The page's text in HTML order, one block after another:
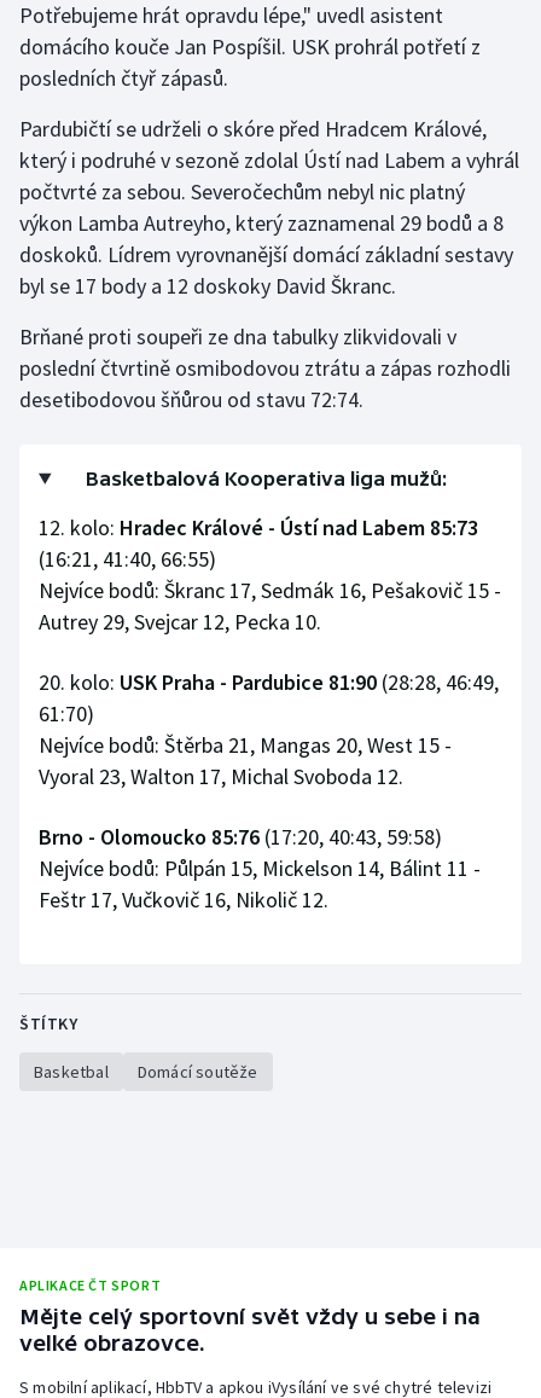
Plavání
Plážový volejbal
Ragby
Rychlobruslení
Rychlostní kanoistika
Short track
Sportovní střelba
Veslování
Vodní slalom
Volejbal
Ostatní
Potřebujeme hrát opravdu lépe," uvedl asistent
domácího kouče Jan Pospíšil. USK prohrál potřetí z
posledních čtyř zápasů.
Pardubičtí se udrželi o skóre před Hradcem Králové,
který i podruhé v sezoně zdolal Ústí nad Labem a vyhrál
počtvrté za sebou. Severočechům nebyl nic platný
výkon Lamba Autreyho, který zaznamenal 29 bodů a 8
doskoků. Lídrem vyrovnanější domácí základní sestavy
byl se 17 body a 12 doskoky David Škranc.
Brňané proti soupeři ze dna tabulky zlikvidovali v
poslední čtvrtině osmibodovou ztrátu a zápas rozhodli
desetibodovou šňůrou od stavu 72:74.
Basketbalová Kooperativa liga mužů:
12. kolo: Hradec Králové - Ústí nad Labem 85:73
(16:21, 41:40, 66:55)
Nejvíce bodů: Škranc 17, Sedmák 16, Pešakovič 15 -
Autrey 29, Svejcar 12, Pecka 10.
20. kolo: USK Praha - Pardubice 81:90 (28:28, 46:49,
61:70)
Nejvíce bodů: Štěrba 21, Mangas 20, West 15 -
Vyoral 23, Walton 17, Michal Svoboda 12.
Brno - Olomoucko 85:76 (17:20, 40:43, 59:58)
Nejvíce bodů: Půlpán 15, Mickelson 14, Bálint 11 -
Feštr 17, Vučkovič 16, Nikolič 12.
ŠTÍTKY
Basketbal Domácí soutěže
APLIKACE ČT SPORT
Mějte celý sportovní svět vždy u sebe i na
velké obrazovce.
S mobilní aplikací, HbbTV a apkou iVysílání ve své chytré televizi